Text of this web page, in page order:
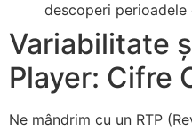
descoperi
Variabilitate
Player: Cifre
Ne mândrim cu un RTP